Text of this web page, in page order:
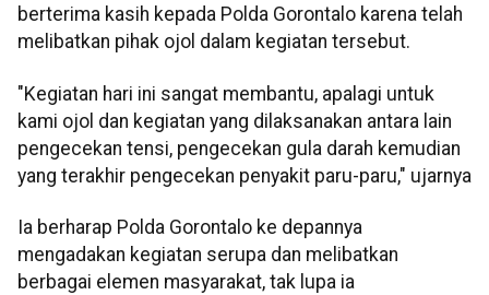
berterima kasih kepada Polda Gorontalo karena telah
melibatkan pihak ojol dalam kegiatan tersebut.
"Kegiatan hari ini sangat membantu, apalagi untuk
kami ojol dan kegiatan yang dilaksanakan antara lain
pengecekan tensi, pengecekan gula darah kemudian
yang terakhir pengecekan penyakit paru-paru," ujarnya
Ia berharap Polda Gorontalo ke depannya
mengadakan kegiatan serupa dan melibatkan
berbagai elemen masyarakat, tak lupa ia